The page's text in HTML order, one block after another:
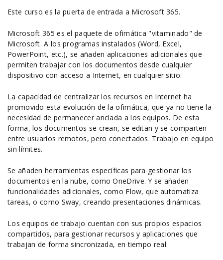
Este curso es la puerta de entrada a Microsoft 365.
Microsoft 365 es el paquete de ofimática "vitaminado" de
Microsoft. A los programas instalados (Word, Excel,
PowerPoint, etc.), se añaden aplicaciones adicionales que
permiten trabajar con los documentos desde cualquier
dispositivo con acceso a Internet, en cualquier sitio.
La capacidad de centralizar los recursos en Internet ha
promovido esta evolución de la ofimática, que ya no tiene la
necesidad de permanecer anclada a los equipos. De esta
forma, los documentos se crean, se editan y se comparten
entre usuarios remotos, pero conectados. Trabajo en equipo
sin límites.
Se añaden herramientas específicas para gestionar los
documentos en la nube, como OneDrive. Y se añaden
funcionalidades adicionales, como Flow, que automatiza
tareas, o como Sway, creando presentaciones dinámicas.
Los equipos de trabajo cuentan con sus propios espacios
compartidos, para gestionar recursos y aplicaciones que
trabajan de forma sincronizada, en tiempo real.